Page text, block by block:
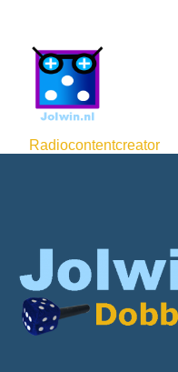
Radiocontentcreator